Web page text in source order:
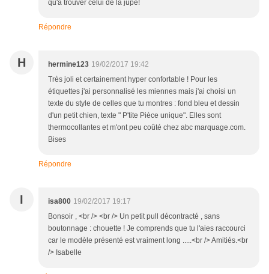
qu'à trouver celui de la jupe!
Répondre
H hermine123 19/02/2017 19:42
Très joli et certainement hyper confortable ! Pour les
étiquettes j'ai personnalisé les miennes mais j'ai choisi un
texte du style de celles que tu montres : fond bleu et dessin
d'un petit chien, texte " P'tite Pièce unique". Elles sont
thermocollantes et m'ont peu coûté chez abc marquage.com.
Bises
Répondre
I isa800 19/02/2017 19:17
Bonsoir , <br /> <br /> Un petit pull décontracté , sans
boutonnage : chouette ! Je comprends que tu l'aies raccourci
car le modèle présenté est vraiment long .....<br /> Amitiés.<br
/> Isabelle